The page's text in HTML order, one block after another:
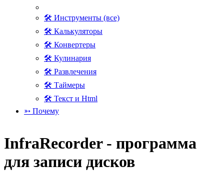
🛠 Инструменты (все)
🛠 Калькуляторы
🛠 Конвертеры
🛠 Кулинария
🛠 Развлечения
🛠 Таймеры
🛠 Текст и Html
➳ Почему
InfraRecorder - программа
для записи дисков